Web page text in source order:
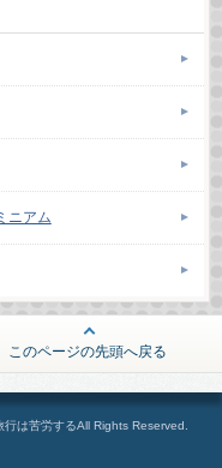
ニアム
このページの先頭へ戻る
は苦労するAll Rights Reserved.